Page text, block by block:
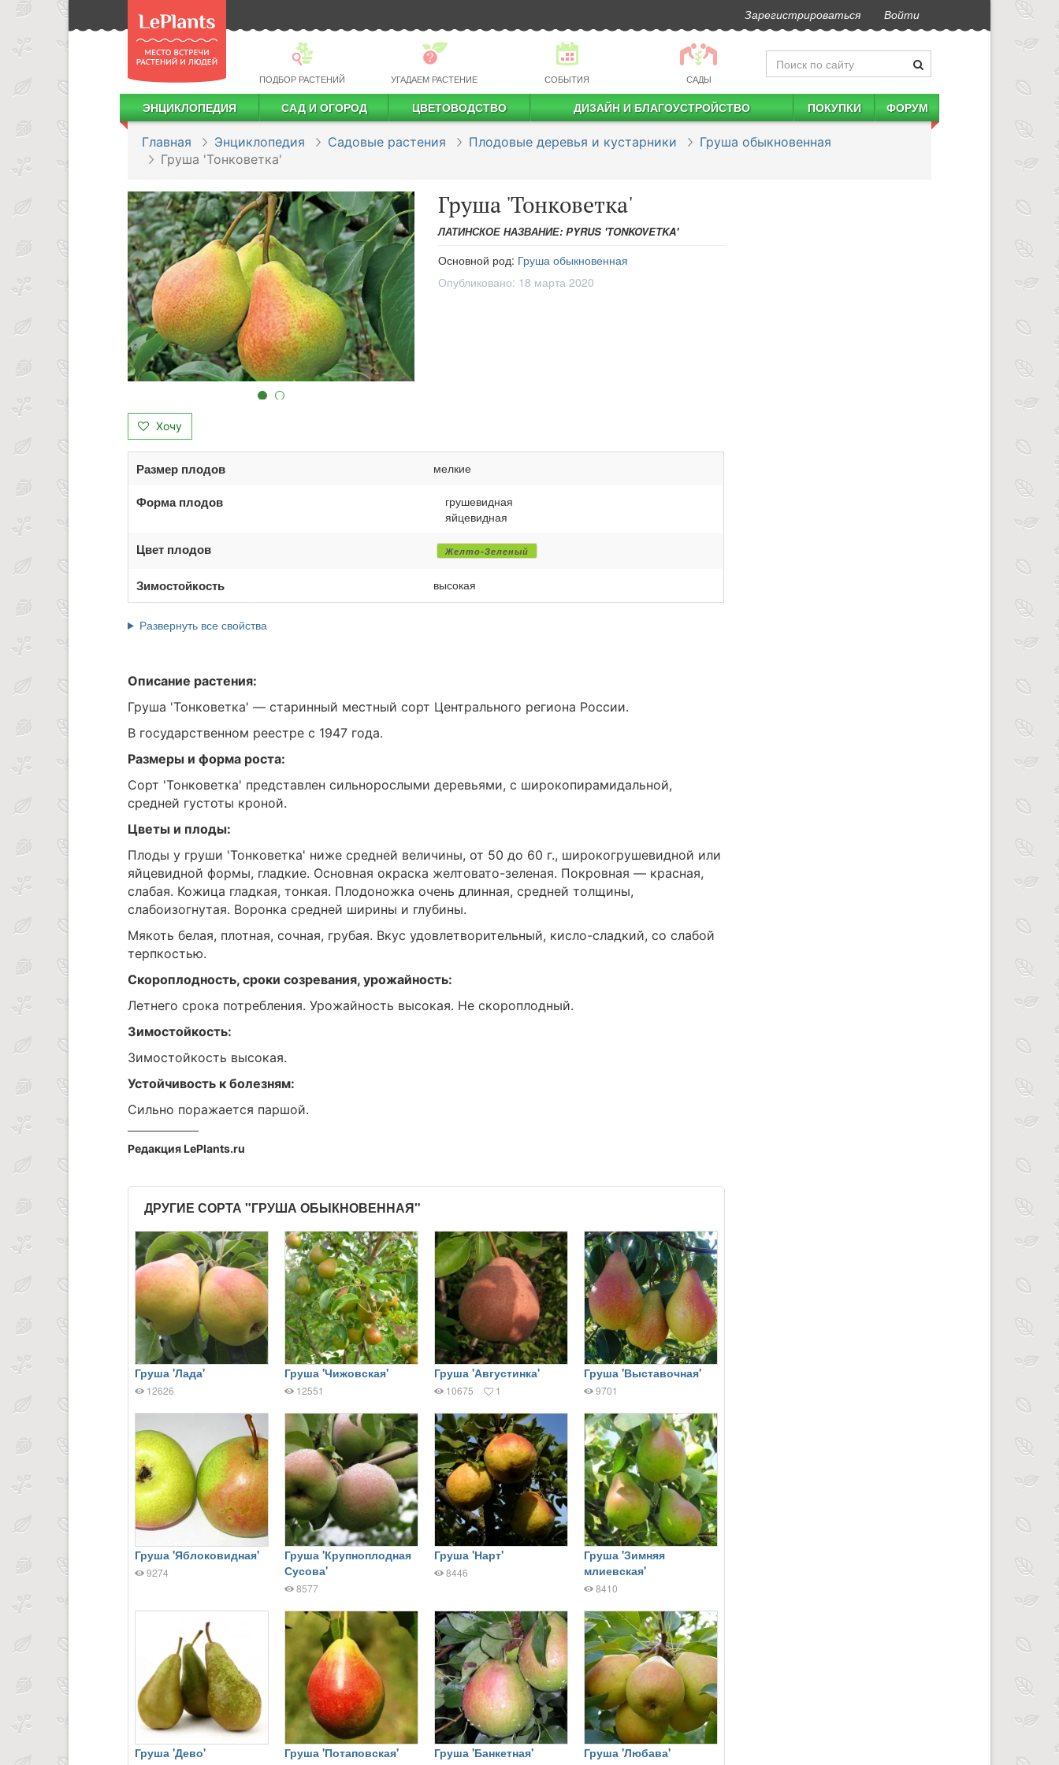
Зарегистрироваться Войти
ПОДБОР РАСТЕНИЙ УГАДАЕМ РАСТЕНИЕ СОБЫТИЯ САДЫ
ЭНЦИКЛОПЕДИЯ САД И ОГОРОД ЦВЕТОВОДСТВО ДИЗАЙН И БЛАГОУСТРОЙСТВО ПОКУПКИ ФОРУМ
Главная Энциклопедия Садовые растения Плодовые деревья и кустарники
Груша обыкновенная
Груша 'Тонковетка'
Груша 'Тонковетка'
ЛАТИНСКОЕ НАЗВАНИЕ: PYRUS 'TONKOVETKA'
Основной род: Груша обыкновенная
Опубликовано: 18 марта 2020
Хочу
Размер плодов мелкие
Форма плодов
грушевидная
яйцевидная
Цвет плодов Желто-Зеленый
Зимостойкость высокая
Развернуть все свойства
Описание растения:
Груша 'Тонковетка' — старинный местный сорт Центрального региона России.
В государственном реестре с 1947 года.
Размеры и форма роста:
Сорт 'Тонковетка' представлен сильнорослыми деревьями, с широкопирамидальной,
средней густоты кроной.
Цветы и плоды:
Плоды у груши 'Тонковетка' ниже средней величины, от 50 до 60 г., широкогрушевидной или
яйцевидной формы, гладкие. Основная окраска желтовато-зеленая. Покровная — красная,
слабая. Кожица гладкая, тонкая. Плодоножка очень длинная, средней толщины,
слабоизогнутая. Воронка средней ширины и глубины.
Мякоть белая, плотная, сочная, грубая. Вкус удовлетворительный, кисло-сладкий, со слабой
терпкостью.
Скороплодность, сроки созревания, урожайность:
Летнего срока потребления. Урожайность высокая. Не скороплодный.
Зимостойкость:
Зимостойкость высокая.
Устойчивость к болезням:
Сильно поражается паршой.
Редакция LePlants.ru
ДРУГИЕ СОРТА "ГРУША ОБЫКНОВЕННАЯ"
Груша 'Лада'
12626
Груша 'Чижовская'
12551
Груша 'Августинка'
10675 1
Груша 'Выставочная'
9701
Груша 'Яблоковидная'
9274
Груша 'Крупноплодная
Сусова'
8577
Груша 'Нарт'
8446
Груша 'Зимняя
млиевская'
8410
Груша 'Дево' Груша 'Потаповская' Груша 'Банкетная' Груша 'Любава'